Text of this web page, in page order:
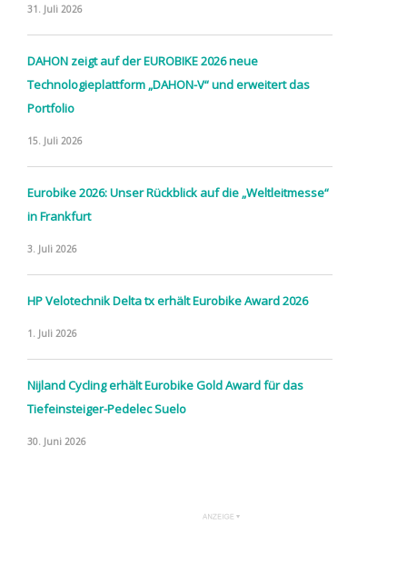
31. Juli 2026
DAHON zeigt auf der EUROBIKE 2026 neue
Technologieplattform „DAHON-V“ und erweitert das
Portfolio
15. Juli 2026
Eurobike 2026: Unser Rückblick auf die „Weltleitmesse“
in Frankfurt
3. Juli 2026
HP Velotechnik Delta tx erhält Eurobike Award 2026
1. Juli 2026
Nijland Cycling erhält Eurobike Gold Award für das
Tiefeinsteiger-Pedelec Suelo
30. Juni 2026